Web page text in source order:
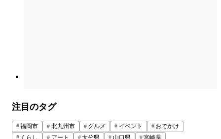
注目のタグ
福岡市 北九州市 グルメ イベント
おでかけ